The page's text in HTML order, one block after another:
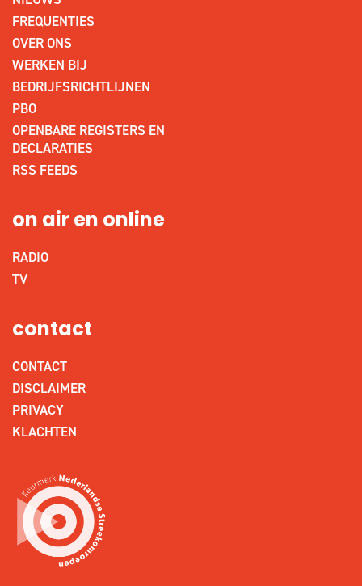
FREQUENTIES
OVER ONS
WERKEN BIJ
BEDRIJFSRICHTLIJNEN
PBO
OPENBARE REGISTERS EN
DECLARATIES
RSS FEEDS
on air en online
RADIO
TV
contact
CONTACT
DISCLAIMER
PRIVACY
KLACHTEN